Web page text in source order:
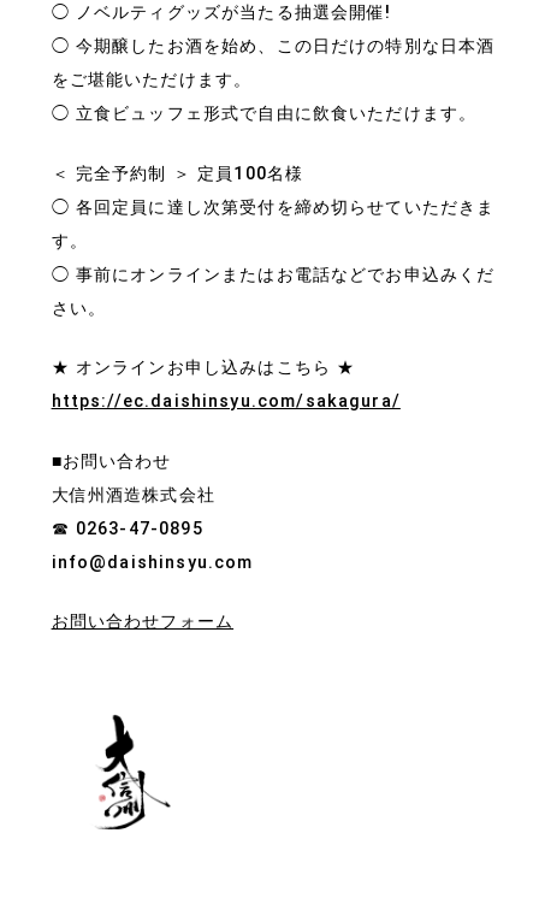
◯ ノベルティグッズが当たる抽選会開催!
◯ 今期醸したお酒を始め、この日だけの特別な日本酒
をご堪能いただけます。
◯ 立食ビュッフェ形式で自由に飲食いただけます。
＜ 完全予約制 ＞ 定員100名様
◯ 各回定員に達し次第受付を締め切らせていただきま
す。
◯ 事前にオンラインまたはお電話などでお申込みくだ
さい。
★ オンラインお申し込みはこちら ★
https://ec.daishinsyu.com/sakagura/
■お問い合わせ
大信州酒造株式会社
☎ 0263-47-0895
info@daishinsyu.com
お問い合わせフォーム